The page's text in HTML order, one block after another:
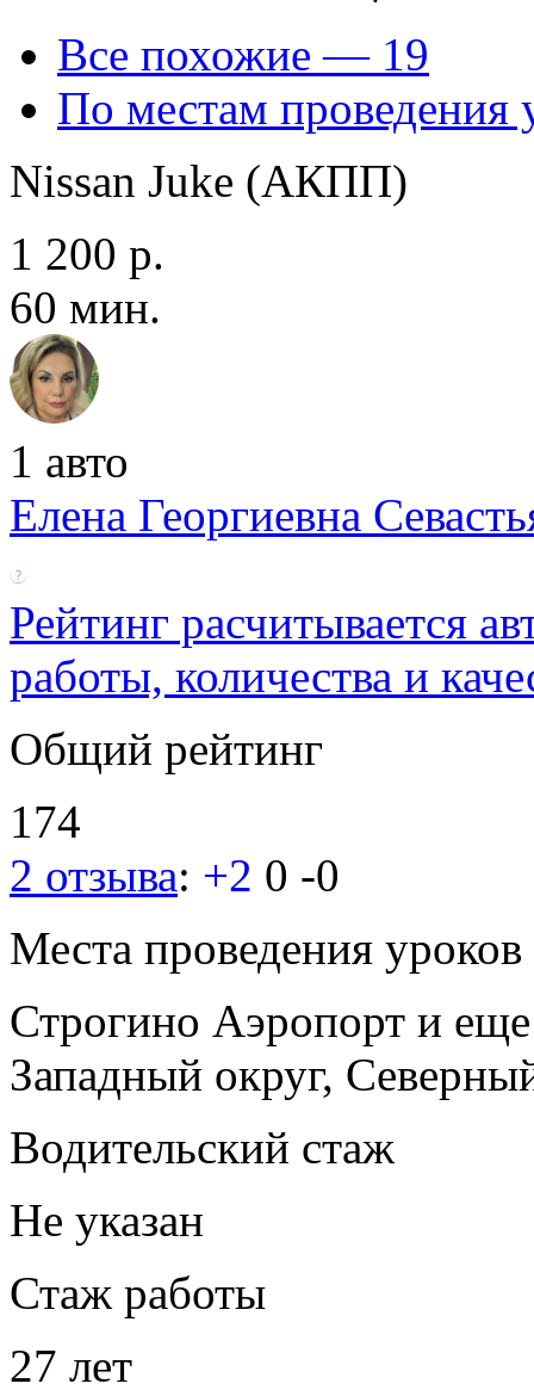
Все похожие — 19
По местам
Nissan Juke (АКПП)
1 200 р.
60 мин.
1 авто
Елена Георгиевна
Рейтинг расчитывается
работы, количества и
Общий рейтинг
174
2 отзыва: +2 0 -0
Места проведения уроков
Строгино Аэропорт и
Западный округ,
Водительский стаж
Не указан
Стаж работы
27 лет